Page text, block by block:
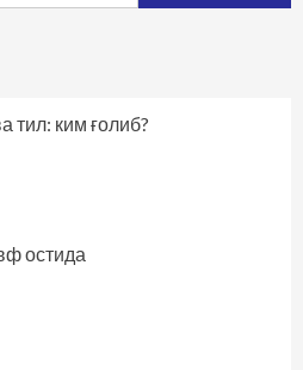
тил: ким ғолиб?
остида